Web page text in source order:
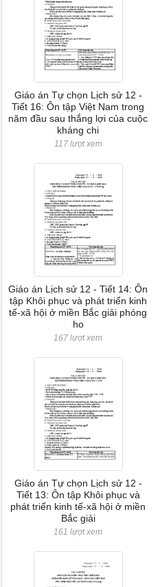
Giáo án Tự chọn Lịch sử 12 -
Tiết 16: Ôn tập Việt Nam trong
năm đầu sau thắng lợi của cuộc
kháng chi
117 lượt xem
Giáo án Lịch sử 12 - Tiết 14: Ôn
tập Khôi phục và phát triển kinh
tế-xã hội ở miền Bắc giải phóng
ho
167 lượt xem
Giáo án Tự chọn Lịch sử 12 -
Tiết 13: Ôn tập Khôi phục và
phát triển kinh tế-xã hội ở miền
Bắc giải
161 lượt xem